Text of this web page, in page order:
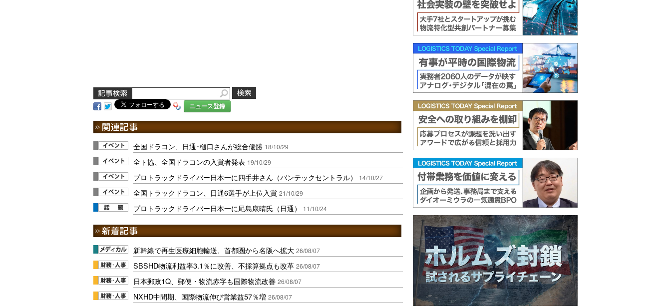
ニュース登録
全国ドラコン、日通･樋口さんが総合優勝 18/10/29
全ト協、全国ドラコンの入賞者発表 19/10/29
プロトラックドライバー日本一に四手井さん（バンテックセントラル） 14/10/27
全国トラックドラコン、日通6選手が上位入賞 21/10/29
プロトラックドライバー日本一に尾島康晴氏（日通） 11/10/24
新幹線で再生医療細胞輸送、首都圏から名阪へ拡大 26/08/07
SBSHD物流利益率3.1％に改善、不採算拠点も改革 26/08/07
日本郵政1Q、郵便・物流赤字も国際物流改善 26/08/07
NXHD中間期、国際物流伸び営業益57％増 26/08/07